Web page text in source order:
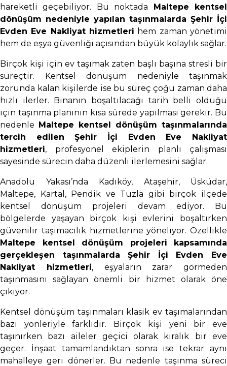
hareketli geçebiliyor. Bu noktada Maltepe kentsel
dönüşüm nedeniyle yapılan taşınmalarda Şehir İçi
Evden Eve Nakliyat hizmetleri hem zaman yönetimi
hem de eşya güvenliği açısından büyük kolaylık sağlar.
Birçok kişi için ev taşımak zaten başlı başına stresli bir
süreçtir. Kentsel dönüşüm nedeniyle taşınmak
zorunda kalan kişilerde ise bu süreç çoğu zaman daha
hızlı ilerler. Binanın boşaltılacağı tarih belli olduğu
için taşınma planının kısa sürede yapılması gerekir. Bu
nedenle Maltepe kentsel dönüşüm taşınmalarında
tercih edilen Şehir İçi Evden Eve Nakliyat
hizmetleri, profesyonel ekiplerin planlı çalışması
sayesinde sürecin daha düzenli ilerlemesini sağlar.
Anadolu Yakası’nda Kadıköy, Ataşehir, Üsküdar,
Maltepe, Kartal, Pendik ve Tuzla gibi birçok ilçede
kentsel dönüşüm projeleri devam ediyor. Bu
bölgelerde yaşayan birçok kişi evlerini boşaltırken
güvenilir taşımacılık hizmetlerine yöneliyor. Özellikle
Maltepe kentsel dönüşüm projeleri kapsamında
gerçekleşen taşınmalarda Şehir İçi Evden Eve
Nakliyat hizmetleri, eşyaların zarar görmeden
taşınmasını sağlayan önemli bir hizmet olarak öne
çıkıyor.
Kentsel dönüşüm taşınmaları klasik ev taşımalarından
bazı yönleriyle farklıdır. Birçok kişi yeni bir eve
taşınırken bazı aileler geçici olarak kiralık bir eve
geçer. İnşaat tamamlandıktan sonra ise tekrar aynı
mahalleye geri dönerler. Bu nedenle taşınma süreci